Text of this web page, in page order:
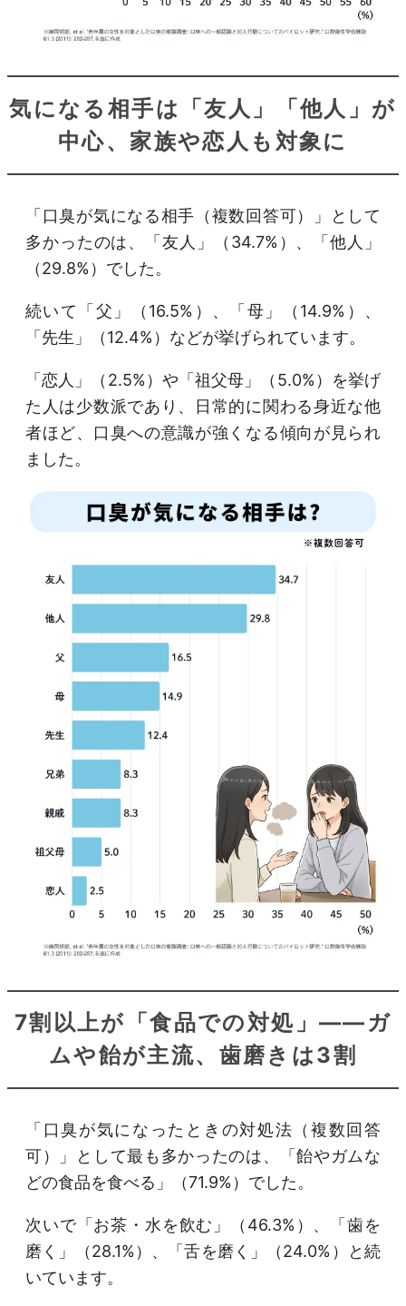
気になる相手は「友人」「他人」が
中心、家族や恋人も対象に
「口臭が気になる相手（複数回答可）」として
多かったのは、「友人」（34.7%）、「他人」
（29.8%）でした。
続いて「父」（16.5%）、「母」（14.9%）、
「先生」（12.4%）などが挙げられています。
「恋人」（2.5%）や「祖父母」（5.0%）を挙げ
た人は少数派であり、日常的に関わる身近な他
者ほど、口臭への意識が強くなる傾向が見られ
ました。
7割以上が「食品での対処」――ガ
ムや飴が主流、歯磨きは3割
「口臭が気になったときの対処法（複数回答
可）」として最も多かったのは、「飴やガムな
どの食品を食べる」（71.9%）でした。
次いで「お茶・水を飲む」（46.3%）、「歯を
磨く」（28.1%）、「舌を磨く」（24.0%）と続
いています。